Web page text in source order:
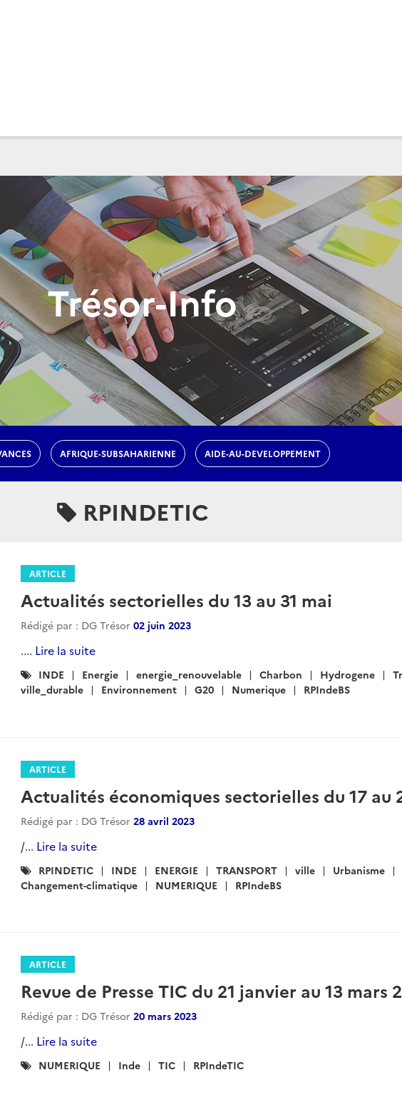
Trésor-Info
AFRIQUE-SUBSAHARIENNE AIDE-AU-DEVELOPPEMENT
RPINDETIC
ARTICLE
Actualités sectorielles du 13 au 31 mai
Rédigé par : DG Trésor 02 juin 2023
.... Lire la suite
Catégories
:
INDE Energie energie_renouvelable Charbon Hydrogene
ville_durable
Environnement G20 Numerique RPIndeBS
ARTICLE
Actualités économiques sectorielles du 17 au
Rédigé par : DG Trésor 28 avril 2023
/... Lire la suite
Catégories
:
RPINDETIC INDE ENERGIE TRANSPORT ville Urbanisme
Changement-climatique
NUMERIQUE RPIndeBS
ARTICLE
Revue de Presse TIC du 21 janvier au 13 mars
Rédigé par : DG Trésor 20 mars 2023
/... Lire la suite
Catégories
NUMERIQUE Inde TIC RPIndeTIC